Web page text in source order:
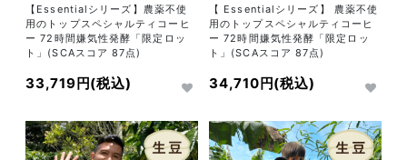
【Essentialシリーズ】農薬不使
用のトップスペシャルティコーヒ
ー 72時間嫌気性発酵「限定ロッ
ト」(SCAスコア 87点)
33,719円(税込)
【 Essentialシリーズ】 農薬不使
用のトップスペシャルティコーヒ
ー 72時間嫌気性発酵「限定ロッ
ト」(SCAスコア 87点)
34,710円(税込)